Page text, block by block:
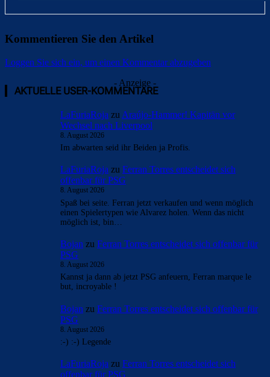
Kommentieren Sie den Artikel
Loggen Sie sich ein, um einen Kommentar abzugeben
- Anzeige -
AKTUELLE USER-KOMMENTARE
LaFuriaRoja zu Araújo-Hammer! Kapitän vor
Wechsel nach Liverpool
8. August 2026
Im abwarten seid ihr Beiden ja Profis.
LaFuriaRoja zu Ferran Torres entscheidet sich
offenbar für PSG
8. August 2026
Spaß bei seite. Ferran jetzt verkaufen und wenn möglich
einen Spielertypen wie Alvarez holen. Wenn das nicht
möglich ist, bin…
Bojan zu Ferran Torres entscheidet sich offenbar für
PSG
8. August 2026
Kannst ja dann ab jetzt PSG anfeuern, Ferran marque le
but, incroyable !
Bojan zu Ferran Torres entscheidet sich offenbar für
PSG
8. August 2026
:-) :-) Legende
LaFuriaRoja zu Ferran Torres entscheidet sich
offenbar für PSG